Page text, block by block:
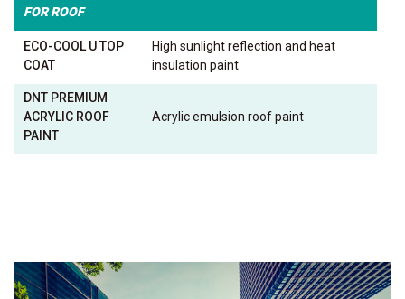
FOR ROOF
ECO-COOL U TOP
COAT
High sunlight reflection and heat
insulation paint
DNT PREMIUM
ACRYLIC ROOF
PAINT
Acrylic emulsion roof paint